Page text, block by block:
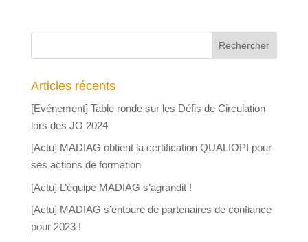
Articles récents
[Evénement] Table ronde sur les Défis de Circulation
lors des JO 2024
[Actu] MADIAG obtient la certification QUALIOPI pour
ses actions de formation
[Actu] L’équipe MADIAG s’agrandit !
[Actu] MADIAG s’entoure de partenaires de confiance
pour 2023 !